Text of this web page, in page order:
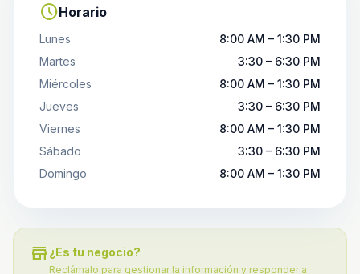
scheduleHorario
Lunes
8:00 AM – 1:30 PM
Martes
3:30 – 6:30 PM
Miércoles
8:00 AM – 1:30 PM
Jueves
3:30 – 6:30 PM
Viernes
8:00 AM – 1:30 PM
Sábado
3:30 – 6:30 PM
Domingo
8:00 AM – 1:30 PM
store ¿Es tu negocio?
Reclámalo para gestionar la información y responder a